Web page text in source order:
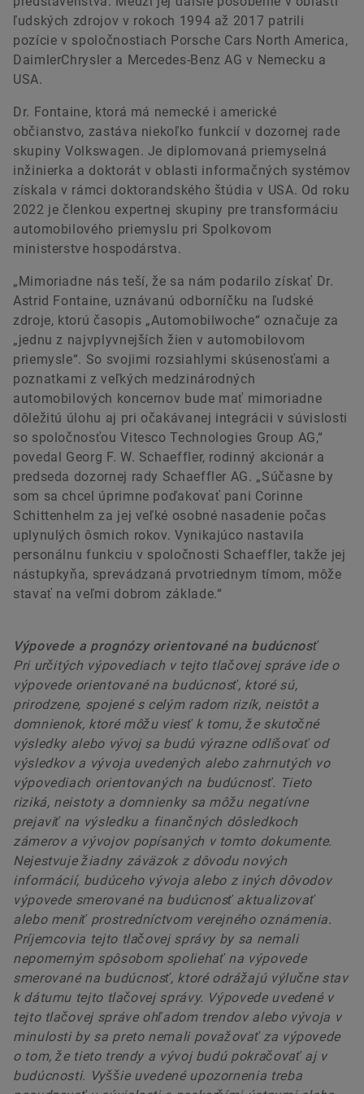
ľudských zdrojov v rokoch 1994 až 2017 patrili
pozície v spoločnostiach Porsche Cars North America,
DaimlerChrysler a Mercedes-Benz AG v Nemecku a
USA.
Dr. Fontaine, ktorá má nemecké i americké
občianstvo, zastáva niekoľko funkcií v dozornej rade
skupiny Volkswagen. Je diplomovaná priemyselná
inžinierka a doktorát v oblasti informačných systémov
získala v rámci doktorandského štúdia v USA. Od roku
2022 je členkou expertnej skupiny pre transformáciu
automobilového priemyslu pri Spolkovom
ministerstve hospodárstva.
„Mimoriadne nás teší, že sa nám podarilo získať Dr.
Astrid Fontaine, uznávanú odborníčku na ľudské
zdroje, ktorú časopis „Automobilwoche“ označuje za
„jednu z najvplyvnejších žien v automobilovom
priemysle“. So svojimi rozsiahlymi skúsenosťami a
poznatkami z veľkých medzinárodných
automobilových koncernov bude mať mimoriadne
dôležitú úlohu aj pri očakávanej integrácii v súvislosti
so spoločnosťou Vitesco Technologies Group AG,“
povedal Georg F. W. Schaeffler, rodinný akcionár a
predseda dozornej rady Schaeffler AG. „Súčasne by
som sa chcel úprimne poďakovať pani Corinne
Schittenhelm za jej veľké osobné nasadenie počas
uplynulých ôsmich rokov. Vynikajúco nastavila
personálnu funkciu v spoločnosti Schaeffler, takže jej
nástupkyňa, sprevádzaná prvotriednym tímom, môže
stavať na veľmi dobrom základe.“
Výpovede a prognózy orientované na budúcnosť
Pri určitých výpovediach v tejto tlačovej správe ide o
výpovede orientované na budúcnosť, ktoré sú,
prirodzene, spojené s celým radom rizík, neistôt a
domnienok, ktoré môžu viesť k tomu, že skutočné
výsledky alebo vývoj sa budú výrazne odlišovať od
výsledkov a vývoja uvedených alebo zahrnutých vo
výpovediach orientovaných na budúcnosť. Tieto
riziká, neistoty a domnienky sa môžu negatívne
prejaviť na výsledku a finančných dôsledkoch
zámerov a vývojov popísaných v tomto dokumente.
Nejestvuje žiadny záväzok z dôvodu nových
informácií, budúceho vývoja alebo z iných dôvodov
výpovede smerované na budúcnosť aktualizovať
alebo meniť prostredníctvom verejného oznámenia.
Príjemcovia tejto tlačovej správy by sa nemali
nepomerným spôsobom spoliehať na výpovede
smerované na budúcnosť, ktoré odrážajú výlučne stav
k dátumu tejto tlačovej správy. Výpovede uvedené v
tejto tlačovej správe ohľadom trendov alebo vývoja v
minulosti by sa preto nemali považovať za výpovede
o tom, že tieto trendy a vývoj budú pokračovať aj v
budúcnosti. Vyššie uvedené upozornenia treba